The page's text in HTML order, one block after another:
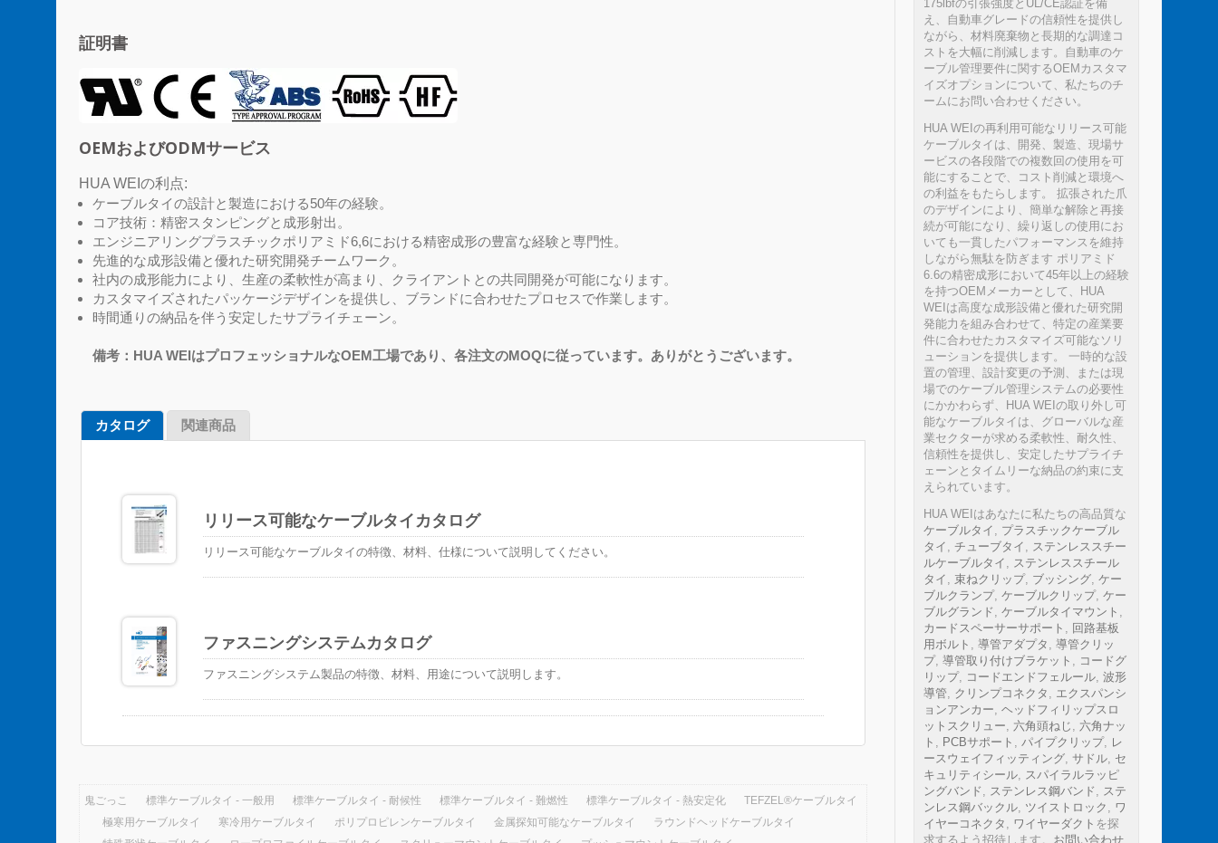
証明書
OEMおよびODMサービス
HUA WEIの利点:
ケーブルタイの設計と製造における50年の経験。
コア技術：精密スタンピングと成形射出。
エンジニアリングプラスチックポリアミド6,6における精密成形の豊富な経験と専門性。
先進的な成形設備と優れた研究開発チームワーク。
社内の成形能力により、生産の柔軟性が高まり、クライアントとの共同開発が可能になります。
カスタマイズされたパッケージデザインを提供し、ブランドに合わせたプロセスで作業します。
時間通りの納品を伴う安定したサプライチェーン。
備考：HUA WEIはプロフェッショナルなOEM工場であり、各注文のMOQに従っています。ありがとうございます。
カタログ 関連商品
リリース可能なケーブルタイカタログ
リリース可能なケーブルタイの特徴、材料、仕様について説明してください。
ファスニングシステムカタログ
ファスニングシステム製品の特徴、材料、用途について説明します。
鬼ごっこ 標準ケーブルタイ - 一般用 標準ケーブルタイ - 耐候性 標準ケーブルタイ - 難燃性 標準ケーブルタイ - 熱安定化
TEFZEL®ケーブルタイ
極寒用ケーブルタイ
寒冷用ケーブルタイ ポリプロピレンケーブルタイ 金属探知可能なケーブルタイ
ラウンドヘッドケーブルタイ
175lbfの引張強度とUL/CE認証を備
え、自動車グレードの信頼性を提供し
ながら、材料廃棄物と長期的な調達コ
ストを大幅に削減します。自動車のケ
ーブル管理要件に関するOEMカスタマ
イズオプションについて、私たちのチ
ームにお問い合わせください。
HUA WEIの再利用可能なリリース可能
ケーブルタイは、開発、製造、現場サ
ービスの各段階での複数回の使用を可
能にすることで、コスト削減と環境へ
の利益をもたらします。 拡張された爪
のデザインにより、簡単な解除と再接
続が可能になり、繰り返しの使用にお
いても一貫したパフォーマンスを維持
しながら無駄を防ぎます ポリアミド
6.6の精密成形において45年以上の経験
を持つOEMメーカーとして、HUA
WEIは高度な成形設備と優れた研究開
発能力を組み合わせて、特定の産業要
件に合わせたカスタマイズ可能なソリ
ューションを提供します。 一時的な設
置の管理、設計変更の予測、または現
場でのケーブル管理システムの必要性
にかかわらず、HUA WEIの取り外し可
能なケーブルタイは、グローバルな産
業セクターが求める柔軟性、耐久性、
信頼性を提供し、安定したサプライチ
ェーンとタイムリーな納品の約束に支
えられています。
HUA WEIはあなたに私たちの高品質な
ケーブルタイ , プラスチックケーブル
タイ , チューブタイ , ステンレススチー
ルケーブルタイ , ステンレススチール
タイ , 束ねクリップ, ブッシング, ケー
ブルクランプ, ケーブルクリップ, ケー
ブルグランド , ケーブルタイマウント ,
カードスペーサーサポート , 回路基板
用ボルト , 導管アダプタ , 導管クリッ
プ, 導管取り付けブラケット , コードグ
リップ, コードエンドフェルール, 波形
導管, クリンプコネクタ , エクスパンシ
ョンアンカー, ヘッドフィリップスロ
ットスクリュー, 六角頭ねじ , 六角ナッ
ト , PCBサポート , パイプクリップ, レ
ースウェイフィッティング, サドル, セ
キュリティシール, スパイラルラッピ
ングバンド , ステンレス鋼バンド , ステ
ンレス鋼バックル, ツイストロック , ワ
イヤーコネクタ , ワイヤーダクト を探
求するよう招待します。 お問い合わせ